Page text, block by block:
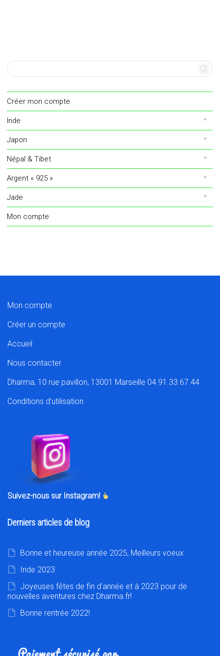
Créer mon compte
Inde
Japon
Népal & Tibet
Argent « 925 »
Jade
Mon compte
Mon compte
Créer un compte
Accueil
Nous contacter
Dharma, 10 rue pavillon, 13001 Marseille 04.91.33.67.44
Conditions d’utilisation
Suivez-nous sur Instagram!
Derniers articles de blog
Bonne et heureuse année 2025, Meilleurs voeux
Inde 2023
Joyeuses fêtes de fin d’année et à 2023 pour de
nouvelles aventures chez Dharma.fr!
Bonne rentrée 2022!